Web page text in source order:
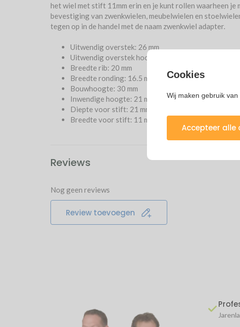
het wiel met stift 11mm erin en je kunt rollen waarheen
bevestiging van zwenkwielen, meubelwielen en
tegen op in de handel met de naam zwenkwiel adapter.
Uitwendig overstek: 26 mm
Uitwendig overstek hoogte: 3 mm
Breedte rib: 20 mm
Breedte ronding: 16.5 mm
Bouwhoogte: 30 mm
Inwendige hoogte: 21 mm
Diepte voor stift: 21 mm
Breedte voor stift: 11 mm
Reviews
Nog geen reviews
Review toevoegen
Cookies
Wij maken gebruik
Accepteer alle